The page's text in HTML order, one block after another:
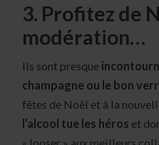
3. Profitez de
modération…
Ils sont presque
champagne ou le bon
fêtes de Noël et à la
l’alcool tue les héros et